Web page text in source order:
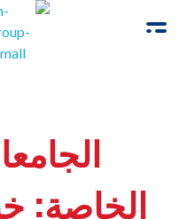
الخاصة: